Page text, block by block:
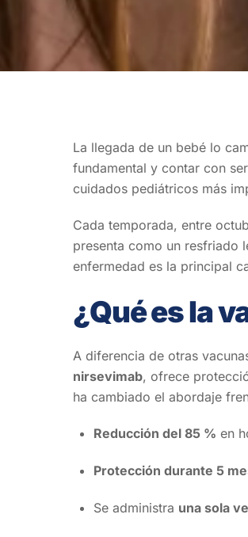
La llegada de un bebé lo
fundamental y contar con
cuidados pediátricos más
Cada temporada, entre
presenta como un resfriado
enfermedad es la principal
¿Qué es la
A diferencia de otras
nirsevimab, ofrece
ha cambiado el abordaje
Reducción del 85 % en
Protección durante 5
Se administra una sola